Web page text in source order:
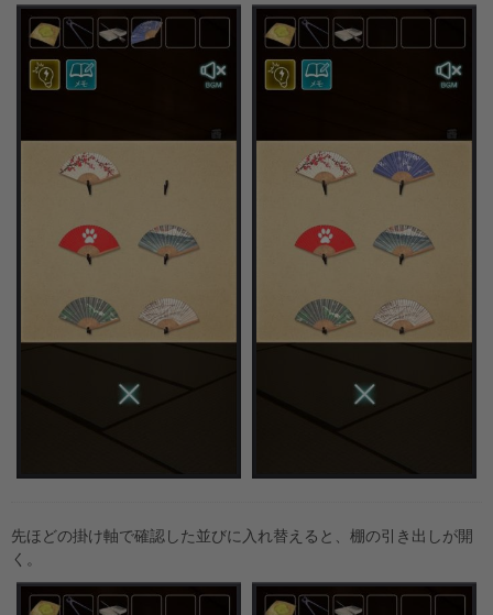
先ほどの掛け軸で確認した並びに入れ替えると、棚の引き出しが開
く。